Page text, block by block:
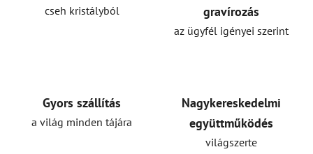
cseh kristályból
gravírozás
az ügyfél igényei szerint
Gyors szállítás
a világ minden tájára
Nagykereskedelmi
együttműködés
világszerte